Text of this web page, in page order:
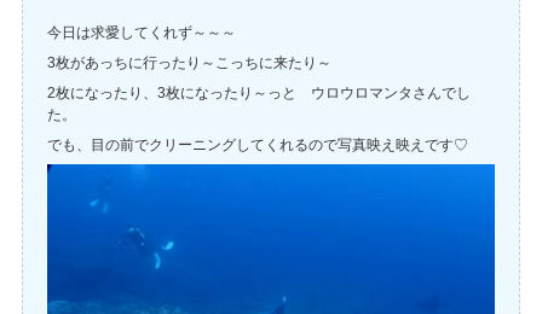
今日は求愛してくれず～～～
3枚があっちに行ったり～こっちに来たり～
2枚になったり、3枚になったり～っと ウロウロマンタさんでし
た。
でも、目の前でクリーニングしてくれるので写真映え映えです♡